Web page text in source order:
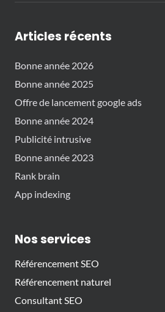
Articles récents
Bonne année 2026
Bonne année 2025
Offre de lancement google ads
Bonne année 2024
Publicité intrusive
Bonne année 2023
Rank brain
App indexing
Nos services
Référencement SEO
Référencement naturel
Consultant SEO